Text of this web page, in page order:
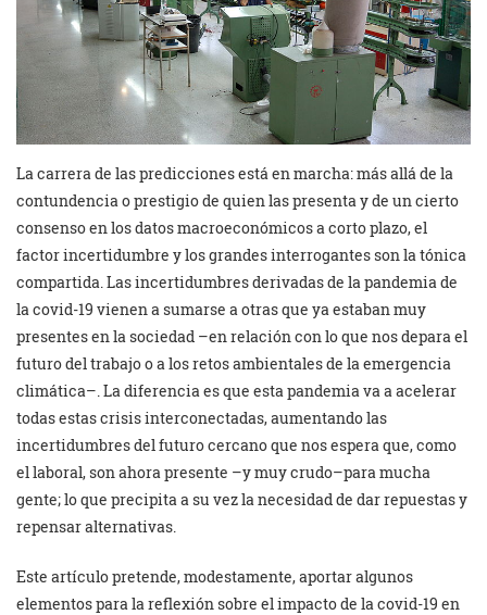
La carrera de las predicciones está en marcha: más allá de la
contundencia o prestigio de quien las presenta y de un cierto
consenso en los datos macroeconómicos a corto plazo, el
factor incertidumbre y los grandes interrogantes son la tónica
compartida. Las incertidumbres derivadas de la pandemia de
la covid-19 vienen a sumarse a otras que ya estaban muy
presentes en la sociedad –en relación con lo que nos depara el
futuro del trabajo o a los retos ambientales de la emergencia
climática–. La diferencia es que esta pandemia va a acelerar
todas estas crisis interconectadas, aumentando las
incertidumbres del futuro cercano que nos espera que, como
el laboral, son ahora presente –y muy crudo–para mucha
gente; lo que precipita a su vez la necesidad de dar repuestas y
repensar alternativas.
Este artículo pretende, modestamente, aportar algunos
elementos para la reflexión sobre el impacto de la covid-19 en